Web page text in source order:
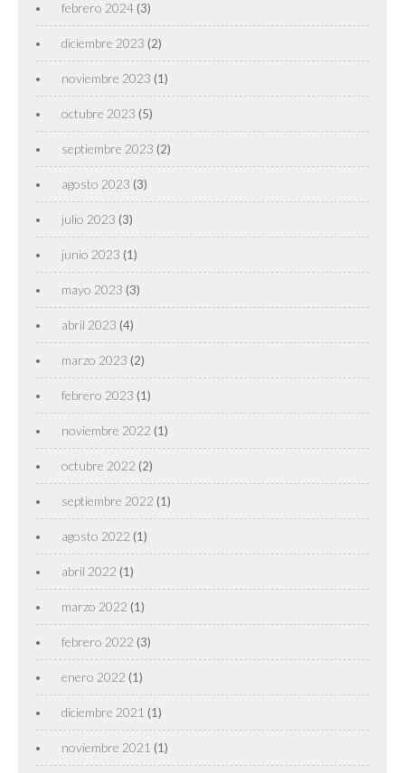
febrero 2024 (3)
diciembre 2023 (2)
noviembre 2023 (1)
octubre 2023 (5)
septiembre 2023 (2)
agosto 2023 (3)
julio 2023 (3)
junio 2023 (1)
mayo 2023 (3)
abril 2023 (4)
marzo 2023 (2)
febrero 2023 (1)
noviembre 2022 (1)
octubre 2022 (2)
septiembre 2022 (1)
agosto 2022 (1)
abril 2022 (1)
marzo 2022 (1)
febrero 2022 (3)
enero 2022 (1)
diciembre 2021 (1)
noviembre 2021 (1)